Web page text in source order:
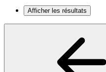
Afficher les résultats